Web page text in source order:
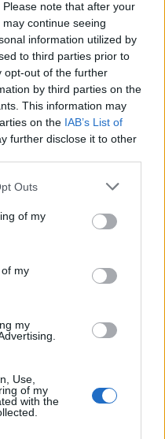
note that after your
continue seeing
information utilized by
to third parties prior to
opt-out of the further
by third parties on the
This information may
on the IAB’s List of
further disclose it to other
Outs
of my
my
my
Use,
of my
with the
(€2,5M/year + 1M as
11, 2026
CLASSICA
portale è di nostra proprietà.
Magazine" sono in parte